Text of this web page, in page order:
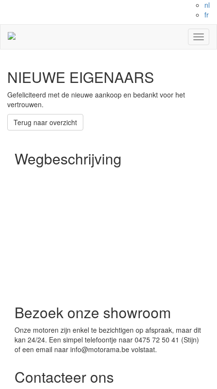
nl
fr
NIEUWE EIGENAARS
Gefeliciteerd met de nieuwe aankoop en bedankt voor het
vertrouwen.
Terug naar overzicht
Wegbeschrijving
Bezoek onze showroom
Onze motoren zijn enkel te bezichtigen op afspraak, maar dit
kan 24/24. Een simpel telefoontje naar 0475 72 50 41 (Stijn)
of een email naar info@motorama.be volstaat.
Contacteer ons